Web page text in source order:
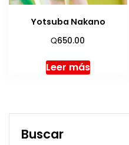
Yotsuba Nakano
Q650.00
Leer más
Buscar